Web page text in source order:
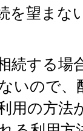
を望まな
続する場
いので、
用の方法